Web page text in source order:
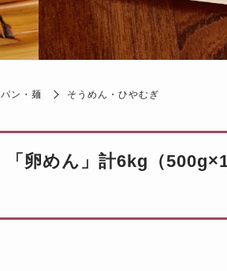
ン・麺 そうめん・ひやむぎ
「卵めん」計6kg（